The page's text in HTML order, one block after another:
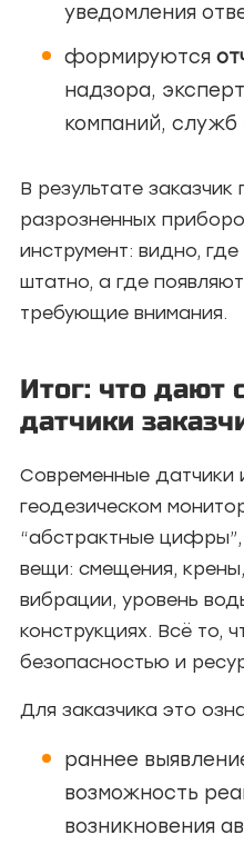
уведомления
формируются
надзора,
компаний, служб
В результате
разрозненных
инструмент: видно,
штатно, а где
требующие внимания.
Итог: что дают
датчики
Современные датчики
геодезическом
“абстрактные
вещи: смещения,
вибрации, уровень
конструкциях. Всё то,
безопасностью и
Для заказчика это
раннее
возможность
возникновения